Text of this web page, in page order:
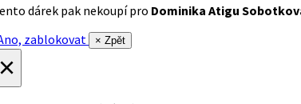
dárek pak nekoupí pro Dominika Atigu
zablokovat
× Zpět